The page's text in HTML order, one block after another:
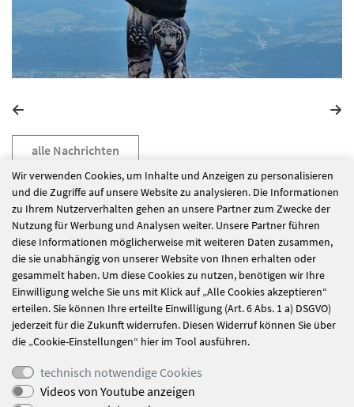
alle Nachrichten
Gemeinsamer
Ausflug nach
Kelheim – ein Tag
voller Gemeinschaft
und schöner
Eindrücke!
Auf den Spuren der
Industriekultur:
unser Ausflug ins
Industriemuseum
Lauf
Wir verwenden Cookies, um Inhalte und Anzeigen zu personalisieren
und die Zugriffe auf unsere Website zu analysieren. Die Informationen
zu Ihrem Nutzerverhalten gehen an unsere Partner zum Zwecke der
Nutzung für Werbung und Analysen weiter. Unsere Partner führen
diese Informationen möglicherweise mit weiteren Daten zusammen,
die sie unabhängig von unserer Website von Ihnen erhalten oder
gesammelt haben. Um diese Cookies zu nutzen, benötigen wir Ihre
Einwilligung welche Sie uns mit Klick auf „Alle Cookies akzeptieren“
erteilen. Sie können Ihre erteilte Einwilligung (Art. 6 Abs. 1 a) DSGVO)
jederzeit für die Zukunft widerrufen. Diesen Widerruf können Sie über
die „Cookie-Einstellungen“ hier im Tool ausführen.
technisch notwendige Cookies
Videos von Youtube anzeigen